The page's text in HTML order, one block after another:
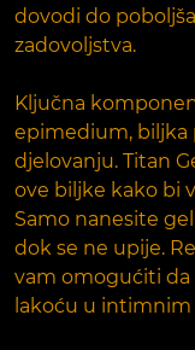
dovodi do
zadovoljstva.
Ključna
epimedium, biljka
djelovanju. Titan
ove biljke kako bi
Samo nanesite
dok se ne upije.
vam omogućiti
lakoću u